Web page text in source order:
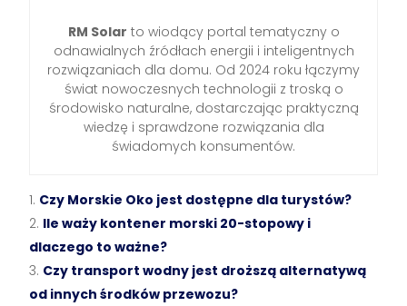
RM Solar to wiodący portal tematyczny o
odnawialnych źródłach energii i inteligentnych
rozwiązaniach dla domu. Od 2024 roku łączymy
świat nowoczesnych technologii z troską o
środowisko naturalne, dostarczając praktyczną
wiedzę i sprawdzone rozwiązania dla
świadomych konsumentów.
Czy Morskie Oko jest dostępne dla turystów?
Ile waży kontener morski 20-stopowy i
dlaczego to ważne?
Czy transport wodny jest droższą alternatywą
od innych środków przewozu?